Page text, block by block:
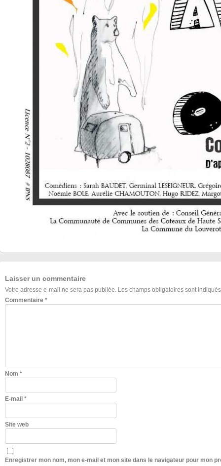
Laisser un commentaire
Votre adresse e-mail ne sera pas publiée. Les champs obligatoires sont
Commentaire *
Nom *
E-mail *
Site web
Enregistrer mon nom, mon e-mail et mon site dans le navigateur pour mon